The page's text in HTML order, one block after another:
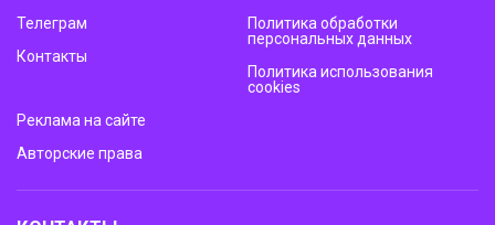
Телеграм
Контакты
Политика обработки
персональных данных
Политика использования
cookies
Реклама на сайте
Авторские права